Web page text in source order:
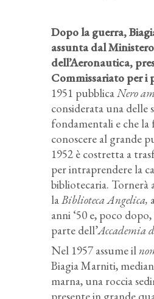
Dopo la guerra,
assunta dal Ministero
dell’Aeronautica,
Commissariato per i
1951 pubblicaNero
considerata una delle
fondamentali e che la
conoscere al grande
1952 è costretta a
per intraprendere la
bibliotecaria. Tornerà
laBiblioteca Angelica,
anni ‘50 e, poco
parte dell’Accademia
Nel 1957 assume il
Biagia Marniti,
marna, una roccia